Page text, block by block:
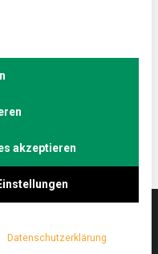
Ein Leben
Käse aus dem
ist das Online-
für die eine
akzeptieren
Datenschutzerklärung